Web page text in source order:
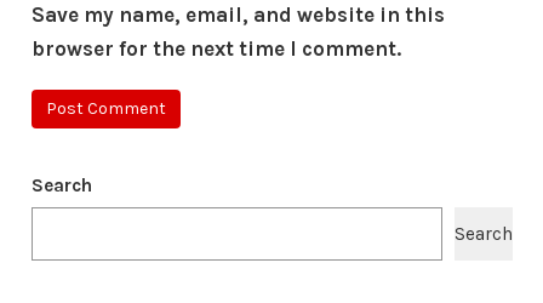
Save my name, email, and website in this
browser for the next time I comment.
Search
Search